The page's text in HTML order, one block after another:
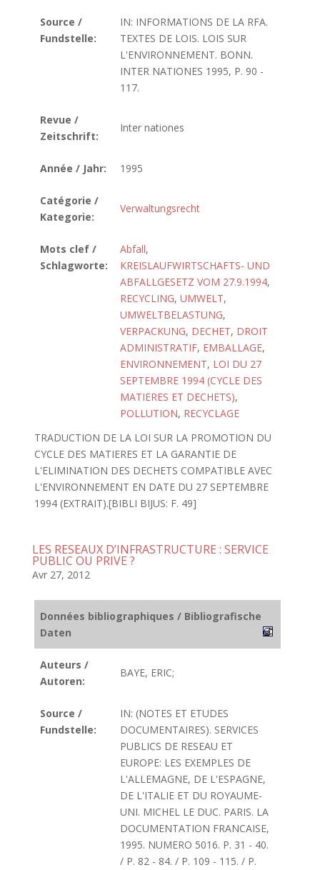
Source /
Fundstelle:
IN: INFORMATIONS DE LA RFA.
TEXTES DE LOIS. LOIS SUR
L'ENVIRONNEMENT. BONN.
INTER NATIONES 1995, P. 90 -
117.
Revue /
Zeitschrift:
Inter nationes
Année / Jahr: 1995
Catégorie /
Kategorie:
Verwaltungsrecht
Mots clef /
Schlagworte:
Abfall,
KREISLAUFWIRTSCHAFTS- UND
ABFALLGESETZ VOM 27.9.1994,
RECYCLING, UMWELT,
UMWELTBELASTUNG,
VERPACKUNG, DECHET, DROIT
ADMINISTRATIF, EMBALLAGE,
ENVIRONNEMENT, LOI DU 27
SEPTEMBRE 1994 (CYCLE DES
MATIERES ET DECHETS),
POLLUTION, RECYCLAGE
TRADUCTION DE LA LOI SUR LA PROMOTION DU
CYCLE DES MATIERES ET LA GARANTIE DE
L'ELIMINATION DES DECHETS COMPATIBLE AVEC
L'ENVIRONNEMENT EN DATE DU 27 SEPTEMBRE
1994 (EXTRAIT).[BIBLI BIJUS: F. 49]
LES RESEAUX D’INFRASTRUCTURE : SERVICE
PUBLIC OU PRIVE ?
Avr 27, 2012
Données bibliographiques / Bibliografische
Daten
Auteurs /
Autoren:
BAYE, ERIC;
Source /
Fundstelle:
IN: (NOTES ET ETUDES
DOCUMENTAIRES). SERVICES
PUBLICS DE RESEAU ET
EUROPE: LES EXEMPLES DE
L'ALLEMAGNE, DE L'ESPAGNE,
DE L'ITALIE ET DU ROYAUME-
UNI. MICHEL LE DUC. PARIS. LA
DOCUMENTATION FRANCAISE,
1995. NUMERO 5016. P. 31 - 40.
/ P. 82 - 84. / P. 109 - 115. / P.